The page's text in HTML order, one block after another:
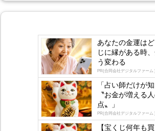
あなたの金運はど
じに縁がある時
う変わる
PR(合同会社デジタルファーム )
「占い師だけが
〝お金が増える
点〟」
PR(合同会社デジタルファーム )
【宝くじ何年も